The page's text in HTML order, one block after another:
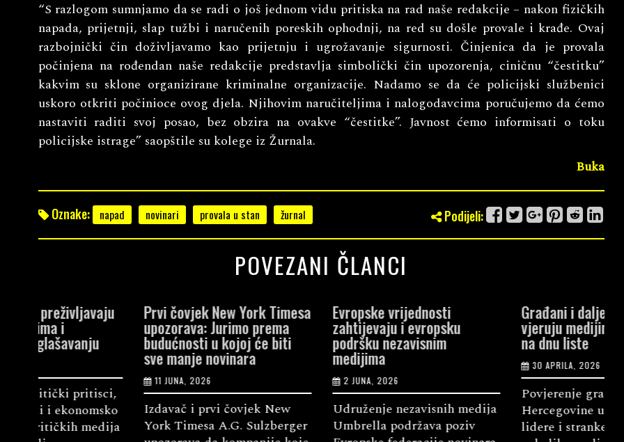
“S razlogom sumnjamo da se radi o još jednom vidu pritiska na rad naše redakcije – nakon fizičkih
napada, prijetnji, slap tužbi i naručenih poreskih ophodnji, na red su došle provale i krađe. Ovaj
razbojnički čin doživljavamo kao prijetnju i ugrožavanje sigurnosti. Činjenica da je provala
počinjena na rođendan naše redakcije predstavlja simbolički čin upozorenja, ciničnu “čestitku”
kakvim su sklone organizirane kriminalne organizacije. Nadamo se da će policijski službenici
uskoro otkriti počinioce ovog djela. Njihovim naručiteljima i nalogodavcima poručujemo da ćemo
nastaviti raditi svoj posao, bez obzira na ovakve “čestitke”. Javnost ćemo informisati o toku
policijske istrage” saopštile su kolege iz Žurnala.
Buka
Oznake: napad novinari provala u stan žurnal Podijeli:
POVEZANI ČLANCI
Prvi čovjek New York Timesa
upozorava: Jurimo prema
budućnosti u kojoj će biti
sve manje novinara
11 JUNA, 2026
Izdavač i prvi čovjek New
York Timesa A.G. Sulzberger
Evropske vrijednosti
zahtijevaju i evropsku
podršku nezavisnim
medijima
Udruženje nezavisnih medija
Umbrella podržava poziv
Građani i dalje najviše
vjeruju medijima, političari
na dnu liste
Povjerenje građana Bosne i
Hercegovine u političke
lidere i stranke u posljednjih